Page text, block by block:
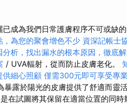
成為我們日常護膚程序不可或缺
為您的聚會增色不少 資深記帳士
分析，找出漏水的根本原因，徹底
/ UVA輻射，從而防止皮膚老化。
供細心照顧 僅需300元即可享受專
暴露於陽光的皮膚提供了舒適而靈
在試圖將其保留在適當位置的同時